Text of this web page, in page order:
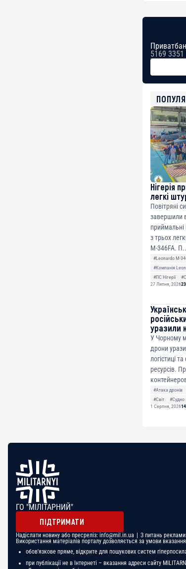
5169
USDT
ETH
Нігерія
легкі
Повітряні
завершили в
приймальні
з трьох
M-346FA.
#Leonardo M-
#Компанія
#ПС Нігерії
27 Липня, 2026
уразили
У Чорному
дрони
логістиці
ресурсів.
#Атака дронів
#Світ
#Судно
1 Серпня, 2026
ГО "МІЛІТАРНИЙ"
ПІДТРИМАТИ
Надіслати новину або пресреліз: info@mil.in.ua | З питань реклами:
Використання матеріалів порталу дозволяється за умови
обов'язкове пряме, відкрите для пошукових систем
при публікації не в Інтернеті – вказання адреси сайту